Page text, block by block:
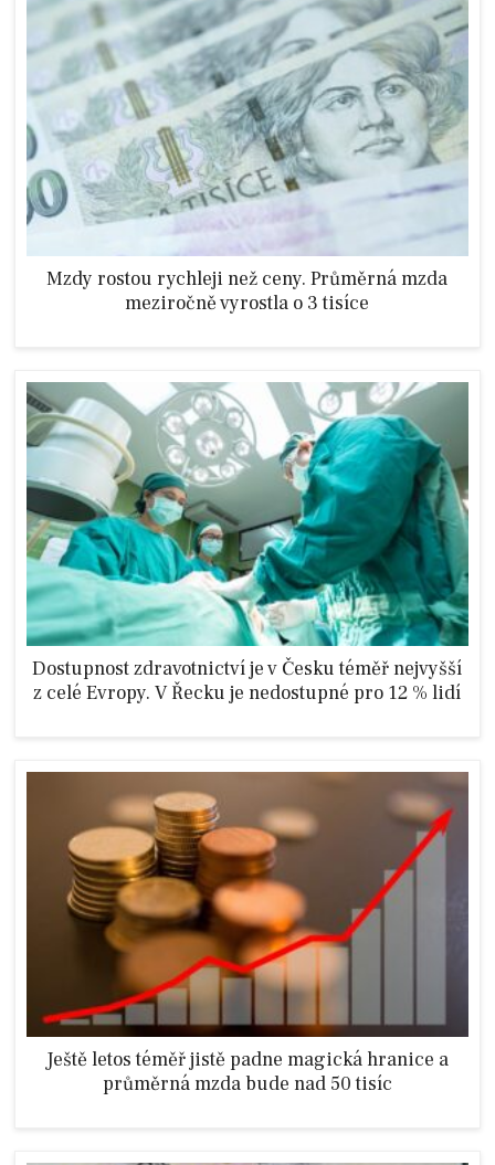
Mzdy rostou rychleji než ceny. Průměrná mzda
meziročně vyrostla o 3 tisíce
Dostupnost zdravotnictví je v Česku téměř nejvyšší
z celé Evropy. V Řecku je nedostupné pro 12 % lidí
Ještě letos téměř jistě padne magická hranice a
průměrná mzda bude nad 50 tisíc